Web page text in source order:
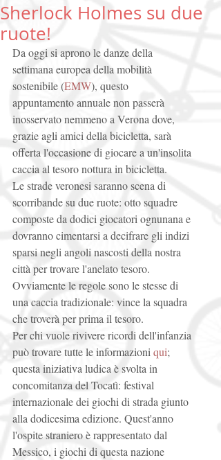
Sherlock Holmes su due
ruote!
Da oggi si aprono le danze della
settimana europea della mobilità
sostenibile (EMW), questo
appuntamento annuale non passerà
inosservato nemmeno a Verona dove,
grazie agli amici della bicicletta, sarà
offerta l'occasione di giocare a un'insolita
caccia al tesoro nottura in bicicletta.
Le strade veronesi saranno scena di
scorribande su due ruote: otto squadre
composte da dodici giocatori ognunana e
dovranno cimentarsi a decifrare gli indizi
sparsi negli angoli nascosti della nostra
città per trovare l'anelato tesoro.
Ovviamente le regole sono le stesse di
una caccia tradizionale: vince la squadra
che troverà per prima il tesoro.
Per chi vuole rivivere ricordi dell'infanzia
può trovare tutte le informazioni qui;
questa iniziativa ludica è svolta in
concomitanza del Tocatì: festival
internazionale dei giochi di strada giunto
alla dodicesima edizione. Quest'anno
l'ospite straniero è rappresentato dal
Messico, i giochi di questa nazione